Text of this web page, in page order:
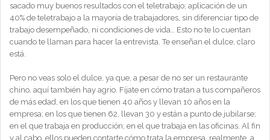
sacado muy buenos resultados con el teletrabajo; aplicación de un
40% de teletrabajo a la mayoría de trabajadores, sin diferenciar tipo de
trabajo desempeñado, ni condiciones de vida… Esto no te lo cuentan
cuando te llaman para hacer la entrevista. Te enseñan el dulce, claro
está.
Pero no veas solo el dulce, ya que, a pesar de no ser un restaurante
chino, aquí también hay agrio. Fíjate en cómo tratan a tus compañeros
de más edad, en los que tienen 40 años y llevan 10 años en la
empresa; en los que tienen 62, llevan 30 y están a punto de jubilarse;
en el que trabaja en producción; en el que trabaja en las oficinas. Al fin
y al cabo, ellos pueden contarte cómo trata la empresa, realmente, a